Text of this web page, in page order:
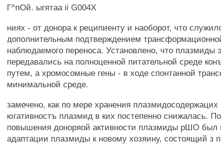
Г^пОй. ыгятаа ii G004X
ниях - от донора к реципиенту и наоборот, что
дополнительным подтверждением
наблюдаемого переноса. Установлено, что плазмиды
передавались на полноценной питательной среде
путем, а хромосомные гены - в ходе спонтанной
минимальной среде.
замечено, как по мере хранения
югативностъ плазмид в ких постепенно снижалась.
повышения доноряой активности плазмиды рШО был
адаптации плазмиды к новому хозяину, состоящий з